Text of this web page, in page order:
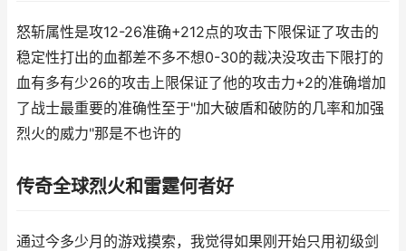
怒斩属性是攻12-26准确+212点的攻击下限保证了攻击的
稳定性打出的血都差不多不想0-30的裁决没攻击下限打的
血有多有少26的攻击上限保证了他的攻击力+2的准确增加
了战士最重要的准确性至于"加大破盾和破防的几率和加强
烈火的威力"那是不也许的
传奇全球烈火和雷霆何者好
通过今多少月的游戏摸索，我觉得如果刚开始只用初级剑